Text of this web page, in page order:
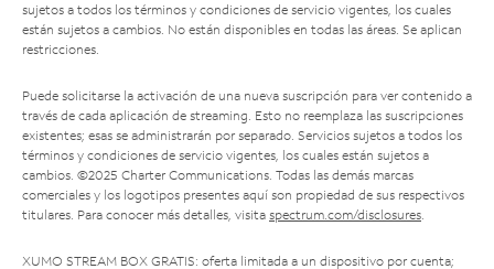
sujetos a todos los términos y condiciones de servicio vigentes, los cuales
están sujetos a cambios. No están disponibles en todas las áreas. Se aplican
restricciones.
Puede solicitarse la activación de una nueva suscripción para ver contenido a
través de cada aplicación de streaming. Esto no reemplaza las suscripciones
existentes; esas se administrarán por separado. Servicios sujetos a todos los
términos y condiciones de servicio vigentes, los cuales están sujetos a
cambios. ©2025 Charter Communications. Todas las demás marcas
comerciales y los logotipos presentes aquí son propiedad de sus respectivos
titulares. Para conocer más detalles, visita spectrum.com/disclosures.
XUMO STREAM BOX GRATIS: oferta limitada a un dispositivo por cuenta;